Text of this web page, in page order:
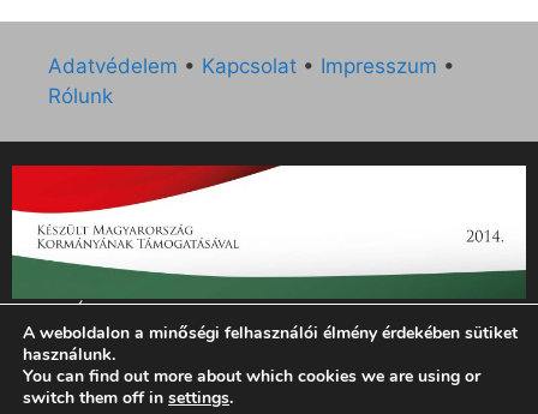
Adatvédelem • Kapcsolat • Impresszum •
Rólunk
„Az Új Ember katolikus hetilap 2014. évi működésének
támogatását az EGYH-KCP-14-P-0121 sz. támogatási
szerződés keretében 3 000 000 Ft összegben támogatta az
Emberi Erőforrások Minisztériuma.”
A weboldalon a minőségi felhasználói élmény érdekében sütiket
használunk.
You can find out more about which cookies we are using or
switch them off in settings.